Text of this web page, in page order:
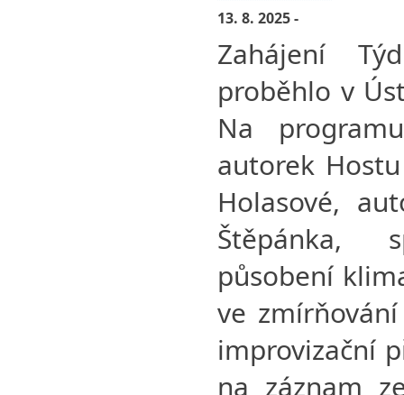
13. 8. 2025 -
Zahájení
proběhlo v
Na
autorek
Holasové,
Štěpánka,
působení
ve
improvizační
na záznam